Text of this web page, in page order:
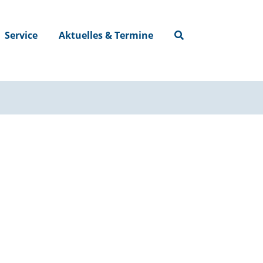
Service Aktuelles & Termine